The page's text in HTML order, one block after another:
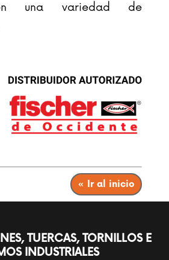
una variedad de
« Ir al inicio
TUERCAS, TORNILLOS E
INDUSTRIALES